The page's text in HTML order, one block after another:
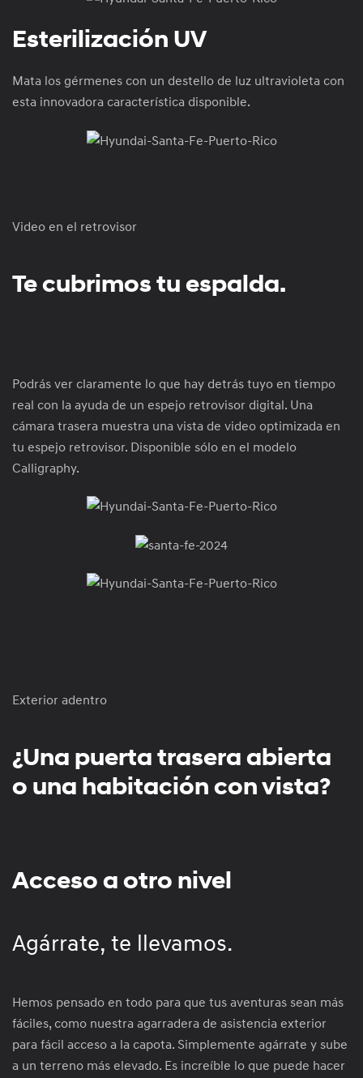
Esterilización UV
Mata los gérmenes con un destello de luz ultravioleta con
esta innovadora característica disponible.
Video en el retrovisor
Te cubrimos tu espalda.
Podrás ver claramente lo que hay detrás tuyo en tiempo
real con la ayuda de un espejo retrovisor digital. Una
cámara trasera muestra una vista de video optimizada en
tu espejo retrovisor. Disponible sólo en el modelo
Calligraphy.
Exterior adentro
¿Una puerta trasera abierta
o una habitación con vista?
Acceso a otro nivel
Agárrate, te llevamos.
Hemos pensado en todo para que tus aventuras sean más
fáciles, como nuestra agarradera de asistencia exterior
para fácil acceso a la capota. Simplemente agárrate y sube
a un terreno más elevado. Es increíble lo que puede hacer